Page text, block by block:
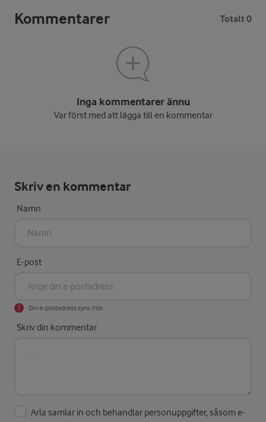
Kommentarer Totalt 0
Inga kommentarer ännu
Var först med att lägga till en kommentar
Skriv en kommentar
Namn
E-post
Din e-postadress syns inte
Skriv din kommentar
Arla samlar in och behandlar personuppgifter, såsom e-